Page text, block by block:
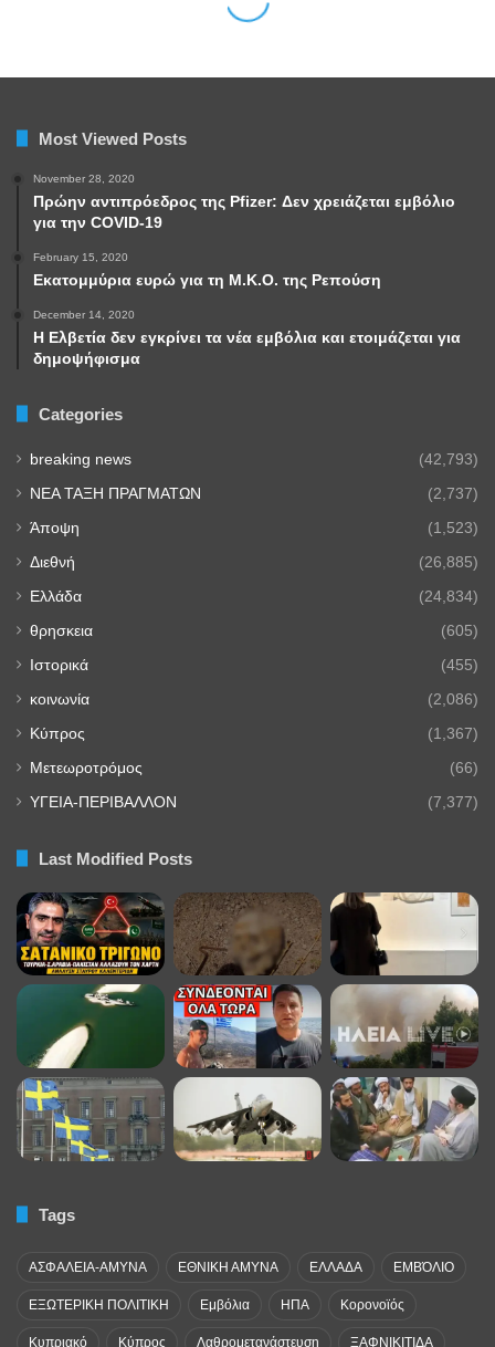
Most Viewed Posts
November 28, 2020
Πρώην αντιπρόεδρος της Pfizer: Δεν χρειάζεται εμβόλιο
για την COVID-19
February 15, 2020
Εκατομμύρια ευρώ για τη Μ.Κ.Ο. της Ρεπούση
December 14, 2020
Η Ελβετία δεν εγκρίνει τα νέα εμβόλια και ετοιμάζεται για
δημοψήφισμα
Categories
breaking news (42,793)
NEA TAΞΗ ΠΡΑΓΜΑΤΩΝ (2,737)
Άποψη (1,523)
Διεθνή (26,885)
Ελλάδα (24,834)
θρησκεια (605)
Ιστορικά (455)
κοινωνία (2,086)
Κύπρος (1,367)
Μετεωροτρόμος (66)
ΥΓΕΙΑ-ΠΕΡΙΒΑΛΛΟΝ (7,377)
Last Modified Posts
Tags
ΑΣΦΑΛΕΙΑ-ΑΜΥΝΑ ΕΘΝΙΚΗ ΑΜΥΝΑ ΕΛΛΑΔΑ ΕΜΒΌΛΙΟ
ΕΞΩΤΕΡΙΚΗ ΠΟΛΙΤΙΚΗ Εμβόλια ΗΠΑ Κορονοϊός
Κυπριακό Κύπρος Λαθρομετανάστευση ΞΑΦΝΙΚΙΤΙΔΑ